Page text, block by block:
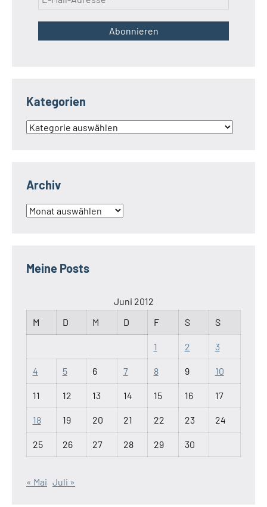
Kategorien
Kategorien
Archiv
Archiv
Meine Posts
Juni 2012
M
D M D F S S
1 2 3
4 5 6 7 8 9 10
11 12 13 14 15 16 17
18 19 20 21 22 23 24
25 26 27 28 29 30
« Mai Juli »